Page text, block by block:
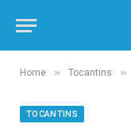
Home » Tocantins »
TOCANTINS